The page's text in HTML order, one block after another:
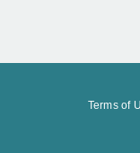
Terms of